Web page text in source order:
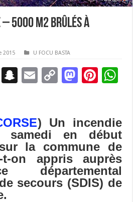
5000 m2 brûlés à
2015 U FOCU BASTA
T
S
p
c
h
E
l
C
y
Li
n
k
M
d
o
n
Pi
es
t
p
p
) Un incendie
samedi en début
la commune de
t-on appris auprès
départemental
secours (SDIS) de